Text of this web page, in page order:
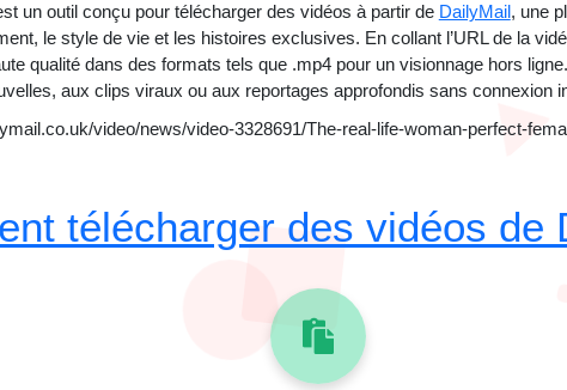
un outil conçu pour télécharger des vidéos à partir de DailyMail, une
le style de vie et les histoires exclusives. En collant l’URL de la
qualité dans des formats tels que .mp4 pour un visionnage hors
aux clips viraux ou aux reportages approfondis sans connexion
video/news/video-3328691/The-real-life-woman-perfect-
télécharger des vidéos de